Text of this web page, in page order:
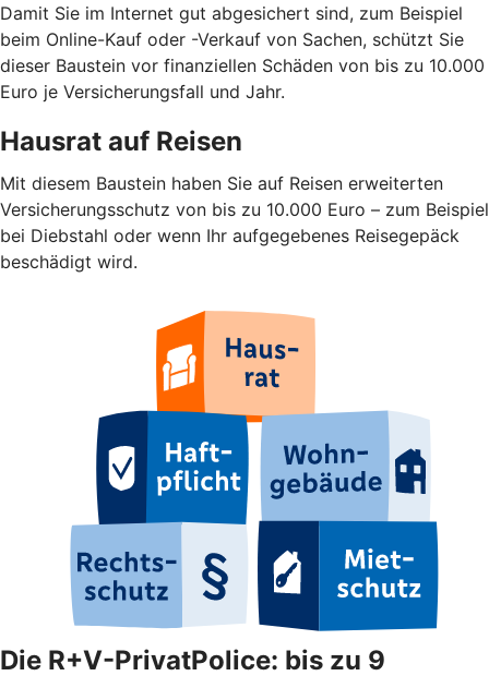
Damit Sie im Internet gut abgesichert sind, zum Beispiel
beim Online-Kauf oder -Verkauf von Sachen, schützt Sie
dieser Baustein vor finanziellen Schäden von bis zu 10.000
Euro je Versicherungsfall und Jahr.
Hausrat auf Reisen
Mit diesem Baustein haben Sie auf Reisen erweiterten
Versicherungsschutz von bis zu 10.000 Euro – zum Beispiel
bei Diebstahl oder wenn Ihr aufgegebenes Reisegepäck
beschädigt wird.
Die R+V-PrivatPolice: bis zu 9